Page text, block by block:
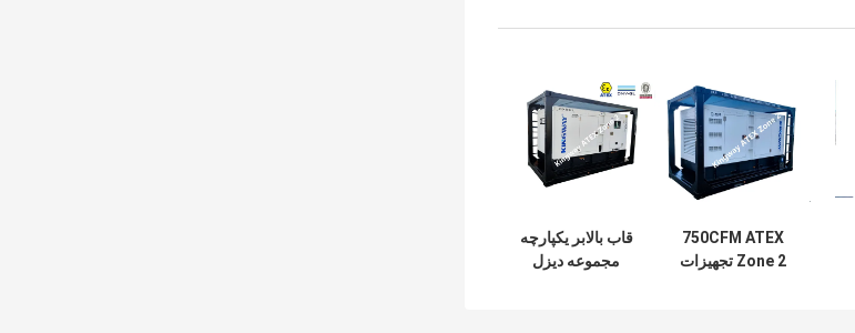
750CFM ATEX
Zone 2 تجهیزات
قاب بالابر یکپارچه
مجموعه دیزل